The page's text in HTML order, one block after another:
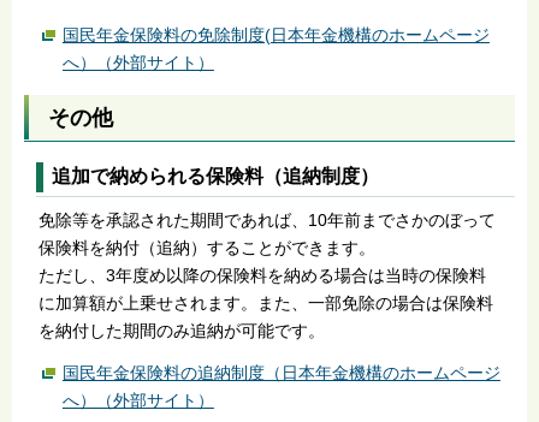
国民年金保険料の免除制度(日本年金機構のホームページ
へ）（外部サイト）
その他
追加で納められる保険料（追納制度）
免除等を承認された期間であれば、10年前までさかのぼって
保険料を納付（追納）することができます。
ただし、3年度め以降の保険料を納める場合は当時の保険料
に加算額が上乗せされます。また、一部免除の場合は保険料
を納付した期間のみ追納が可能です。
国民年金保険料の追納制度（日本年金機構のホームページ
へ）（外部サイト）